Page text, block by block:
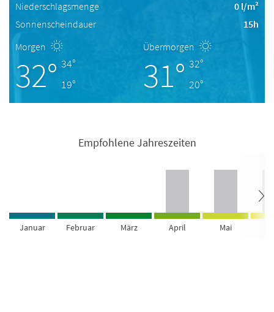
Niederschlagsmenge
0 l/m²
Sonnenscheindauer
15h
Morgen
32° 34°
19°
Übermorgen
31° 32°
20°
Empfohlene Jahreszeiten
Januar Februar März April Mai